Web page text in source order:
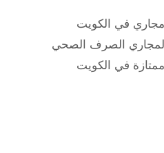
في الكويت
الصرف الصحي
في الكويت